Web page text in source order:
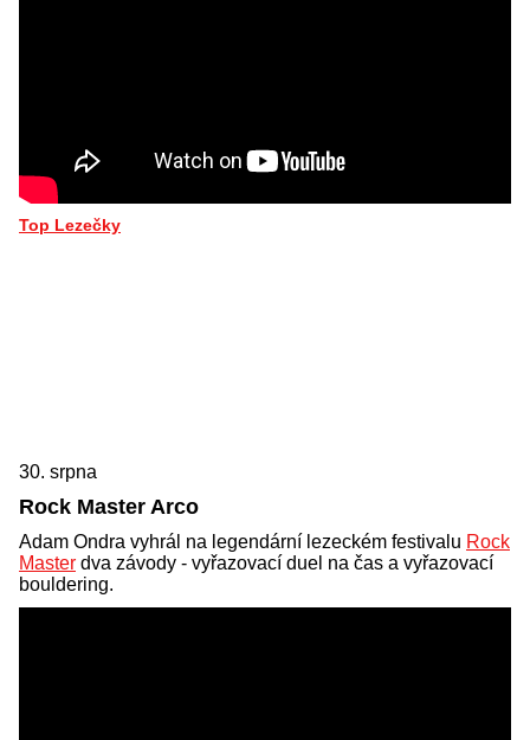
Top Lezečky
30. srpna
Rock Master Arco
Adam Ondra vyhrál na legendární lezeckém festivalu Rock
Master dva závody - vyřazovací duel na čas a vyřazovací
bouldering.